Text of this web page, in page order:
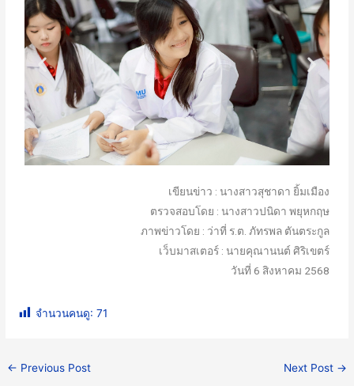
เขียนข่าว : นางสาวสุชาดา ยิ้มเมือง
ตรวจสอบโดย : นางสาวปนิดา พยุหกฤษ
ภาพข่าวโดย : ว่าที่ ร.ต. ภัทรพล ตันตระกูล
เว็บมาสเตอร์ : นายคุณานนต์ ศิริเขตร์
วันที่ 6 สิงหาคม 2568
จำนวนคนดู: 71
← Previous Post Next Post →